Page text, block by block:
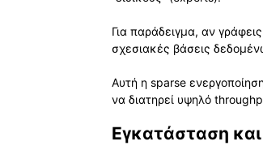
Για παράδειγμα, αν
σχεσιακές βάσεις
Αυτή η sparse
να διατηρεί υψηλό
Εγκατάσταση